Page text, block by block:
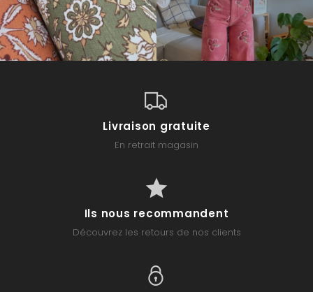
Livraison gratuite
En retrait magasin
Ils nous recommandent
Découvrez les retours de nos clients